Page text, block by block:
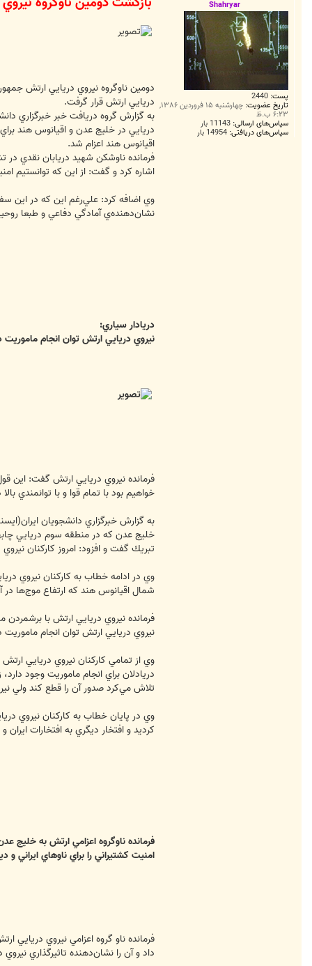
Shahryar
پست: 2440
تاریخ عضویت: چهارشنبه ۱۵ فروردین ۱۳۸۶,
۶:۲۳ ب.ظ
سپاس‌های ارسالی: 11143 بار
سپاس‌های دریافتی: 14954 بار
دومين ناوگروه نيروي دريايي ارتش
دريايي ارتش قرار گرفت.
به گزارش گروه دريافت خبر خبرگزاري
دريايي در خليج عدن و اقيانوس هند
اقيانوس هند اعزام شد.
فرمانده ناوشكن شهيد دريابان نقدي در
اشاره كرد و گفت: از اين كه توانستيم
وي اضافه كرد: علي‌رغم اين كه در اين
نشان‌دهنده‌ي آمادگي دفاعي و طبعا
دريادار سياري:
نيروي دريايي ارتش توان انجام
فرمانده نيروي دريايي ارتش گفت: اين
خواهيم بود با تمام قوا و با توانمندي
به گزارش خبرگزاري دانشجويان
خليج عدن كه در منطقه سوم دريايي
تبريك گفت و افزود: امروز كاركنان
وي در ادامه خطاب به كاركنان نيروي
شمال اقيانوس هند كه ارتفاع موج‌ها در
فرمانده نيروي دريايي ارتش با
نيروي دريايي ارتش توان انجام
وي از تمامي كاركنان نيروي دريايي
دريادلان براي انجام ماموريت وجود
تلاش مي‌كرد صدور آن را قطع كند ولي
كرديد و افتخار ديگري به افتخارات
فرمانده ناوگروه اعزامي ارتش به خليج
امنيت كشتيراني را براي ناو‌هاي ايراني و
فرمانده ناو گروه اعزامي نيروي دريايي
داد و آن را نشان‌دهنده تاثيرگذاري